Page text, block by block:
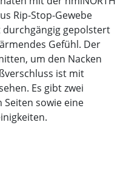
Rip-Stop-Gewebe
gepolstert
Gefühl. Der
um den Nacken
ist mit
Es gibt zwei
Seiten sowie eine